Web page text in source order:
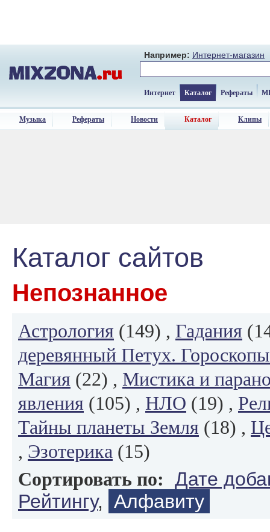
Например: Интернет-магазин
Интернет Каталог Рефераты
Музыка Рефераты Новости Каталог Клипы
Каталог сайтов
Непознанное
Астрология (149) , Гадания
деревянный Петух.
Магия (22) , Мистика и
явления (105) , НЛО (19) ,
Тайны планеты Земля (18) ,
, Эзотерика (15)
Сортировать по: Дате
Рейтингу, Алфавиту